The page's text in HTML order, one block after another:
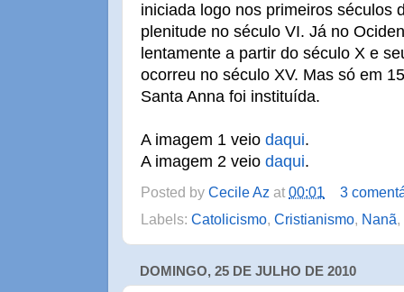
iniciada logo nos primeiros séculos
plenitude no século VI. Já no
lentamente a partir do século X e
ocorreu no século XV. Mas só em
Santa Anna foi instituída.
A imagem 1 veio daqui.
A imagem 2 veio daqui.
Posted by Cecile Az at 00:01
3
Labels: Catolicismo, Cristianismo, Nanã,
DOMINGO, 25 DE JULHO DE 2010